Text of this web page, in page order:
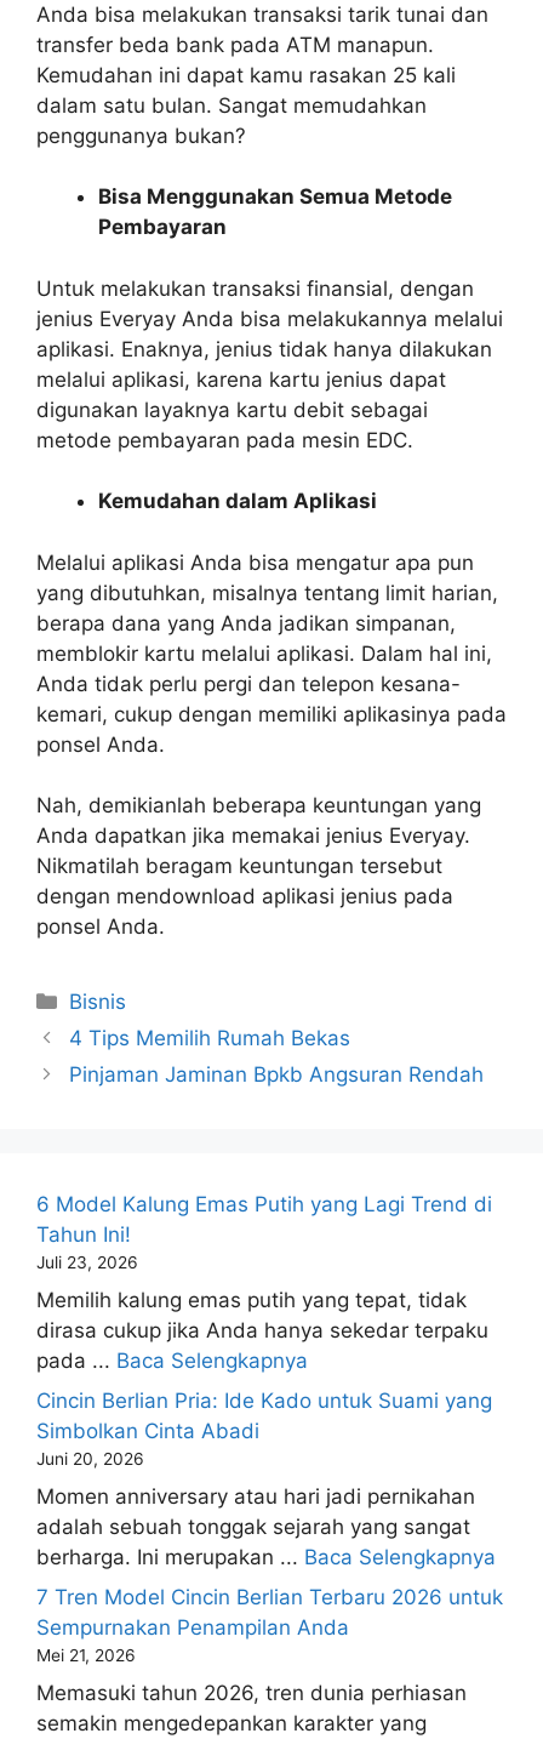
Anda bisa melakukan transaksi tarik tunai dan
transfer beda bank pada ATM manapun.
Kemudahan ini dapat kamu rasakan 25 kali
dalam satu bulan. Sangat memudahkan
penggunanya bukan?
Bisa Menggunakan Semua Metode
Pembayaran
Untuk melakukan transaksi finansial, dengan
jenius Everyay Anda bisa melakukannya melalui
aplikasi. Enaknya, jenius tidak hanya dilakukan
melalui aplikasi, karena kartu jenius dapat
digunakan layaknya kartu debit sebagai
metode pembayaran pada mesin EDC.
Kemudahan dalam Aplikasi
Melalui aplikasi Anda bisa mengatur apa pun
yang dibutuhkan, misalnya tentang limit harian,
berapa dana yang Anda jadikan simpanan,
memblokir kartu melalui aplikasi. Dalam hal ini,
Anda tidak perlu pergi dan telepon kesana-
kemari, cukup dengan memiliki aplikasinya pada
ponsel Anda.
Nah, demikianlah beberapa keuntungan yang
Anda dapatkan jika memakai jenius Everyay.
Nikmatilah beragam keuntungan tersebut
dengan mendownload aplikasi jenius pada
ponsel Anda.
Kategori
Bisnis
4 Tips Memilih Rumah Bekas
Pinjaman Jaminan Bpkb Angsuran Rendah
6 Model Kalung Emas Putih yang Lagi Trend di
Tahun Ini!
Juli 23, 2026
Memilih kalung emas putih yang tepat, tidak
dirasa cukup jika Anda hanya sekedar terpaku
pada ... Baca Selengkapnya
Cincin Berlian Pria: Ide Kado untuk Suami yang
Simbolkan Cinta Abadi
Juni 20, 2026
Momen anniversary atau hari jadi pernikahan
adalah sebuah tonggak sejarah yang sangat
berharga. Ini merupakan ... Baca Selengkapnya
7 Tren Model Cincin Berlian Terbaru 2026 untuk
Sempurnakan Penampilan Anda
Mei 21, 2026
Memasuki tahun 2026, tren dunia perhiasan
semakin mengedepankan karakter yang